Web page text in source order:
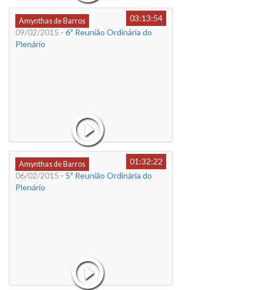
Amynthas de Barros
03:13:54
09/02/2015 - 6ª Reunião Ordinária do
Plenário
Amynthas de Barros
01:32:22
06/02/2015 - 5ª Reunião Ordinária do
Plenário